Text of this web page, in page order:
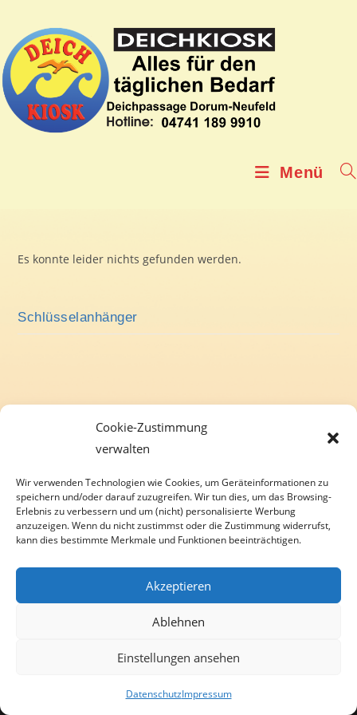
Cookie-Zustimmung
verwalten
Wir verwenden Technologien wie Cookies, um Geräteinformationen zu
speichern und/oder darauf zuzugreifen. Wir tun dies, um das Browsing-
Erlebnis zu verbessern und um (nicht) personalisierte Werbung
anzuzeigen. Wenn du nicht zustimmst oder die Zustimmung widerrufst,
kann dies bestimmte Merkmale und Funktionen beeinträchtigen.
Akzeptieren
Ablehnen
Einstellungen ansehen
DatenschutzImpressum
springen
Menü
Es konnte leider nichts gefunden werden.
Schlüsselanhänger
© Copyright 2024 | Deichkiosk GmbH | Sieltrift 4 | 27639 Wurster Nordseeküste |